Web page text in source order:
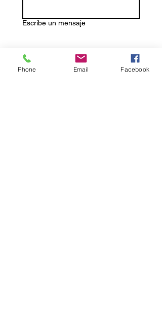
Escribe un mensaje
Phone Email Facebook